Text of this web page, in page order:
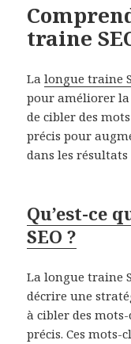
traine
Lalongue traine
pour améliorer la
de cibler des
précis pour
dans les résultats
Qu’est-ce
SEO ?
La longue traine
décrire une
à cibler des
précis. Ces mots-